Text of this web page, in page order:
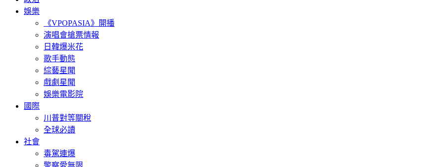
娛樂
《VPOPASIA》開播
演唱會搶票情報
日韓爆米花
歌手動態
綜藝星聞
戲劇星聞
娛樂電影院
國際
川普對等關稅
全球必讀
社會
毒駕連爆
警察愛無限